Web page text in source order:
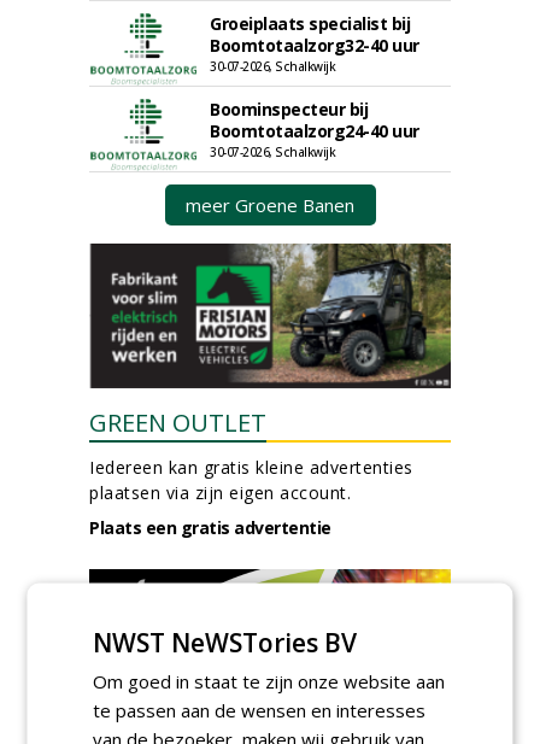
Groeiplaats specialist bij
Boomtotaalzorg32-40 uur
30-07-2026, Schalkwijk
Boominspecteur bij
Boomtotaalzorg24-40 uur
30-07-2026, Schalkwijk
meer Groene Banen
GREEN OUTLET
Iedereen kan gratis kleine advertenties
plaatsen via zijn eigen account.
Plaats een gratis advertentie
NWST NeWSTories BV
Om goed in staat te zijn onze website aan
te passen aan de wensen en interesses
van de bezoeker, maken wij gebruik van